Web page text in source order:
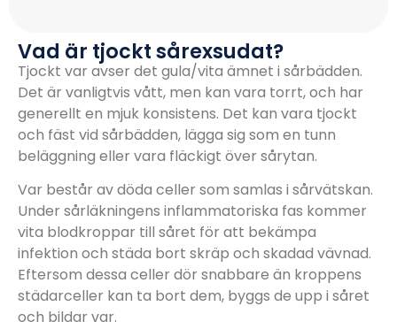
Vad är tjockt sårexsudat?
Tjockt var avser det gula/vita ämnet i sårbädden.
Det är vanligtvis vått, men kan vara torrt, och har
generellt en mjuk konsistens. Det kan vara tjockt
och fäst vid sårbädden, lägga sig som en tunn
beläggning eller vara fläckigt över sårytan.
Var består av döda celler som samlas i sårvätskan.
Under sårläkningens inflammatoriska fas kommer
vita blodkroppar till såret för att bekämpa
infektion och städa bort skräp och skadad vävnad.
Eftersom dessa celler dör snabbare än kroppens
städarceller kan ta bort dem, byggs de upp i såret
och bildar var.